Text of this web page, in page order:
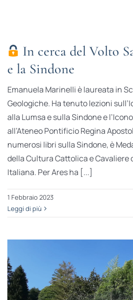
In cerca del Volto
e la Sindone
Emanuela Marinelli è laureata in
Geologiche. Ha tenuto lezioni
alla Lumsa e sulla Sindone e
all’Ateneo Pontificio Regina
numerosi libri sulla Sindone, è
della Cultura Cattolica e Cavaliere
Italiana. Per Ares ha [...]
1 Febbraio 2023
Leggi di più